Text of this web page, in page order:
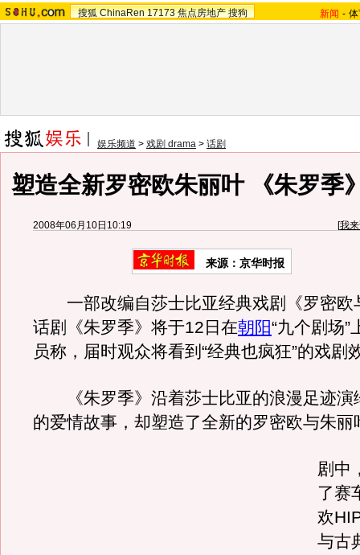
搜狐 ChinaRen 17173 焦点房地产 搜狗 新闻 -
娱乐频道 > 戏剧 drama > 话剧
塑造全新罗密欧朱丽叶 《朱罗季
2008年06月10日10:19 [我
来源：京华时报
一部改编自莎士比亚经典戏剧《罗密欧
话剧《朱罗季》将于12日在朝阳“九个剧场”
员称，届时观众将看到“经典也疯狂”的戏剧
《朱罗季》沿着莎士比亚的浪漫足迹演
的爱情故事，却塑造了全新的罗密欧与朱丽
剧中
了赛
欢
与古